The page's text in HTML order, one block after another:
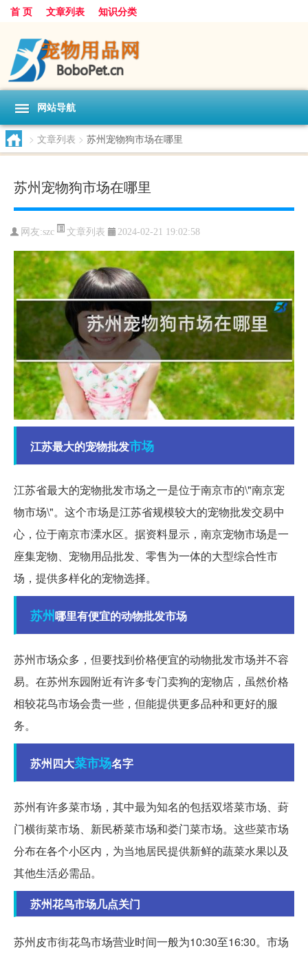
首 页 文章列表 知识分类
网站导航
> 文章列表 > 苏州宠物狗市场在哪里
苏州宠物狗市场在哪里
网友:szc 文章列表 2024-02-21 19:02:58
江苏最大的宠物批发市场
江苏省最大的宠物批发市场之一是位于南京市的\"南京宠
物市场\"。这个市场是江苏省规模较大的宠物批发交易中
心，位于南京市溧水区。据资料显示，南京宠物市场是一
座集宠物、宠物用品批发、零售为一体的大型综合性市
场，提供多样化的宠物选择。
苏州哪里有便宜的动物批发市场
苏州市场众多，但要找到价格便宜的动物批发市场并不容
易。在苏州东园附近有许多专门卖狗的宠物店，虽然价格
相较花鸟市场会贵一些，但能提供更多品种和更好的服
务。
苏州四大菜市场名字
苏州有许多菜市场，其中最为知名的包括双塔菜市场、葑
门横街菜市场、新民桥菜市场和娄门菜市场。这些菜市场
分布在各个小区内，为当地居民提供新鲜的蔬菜水果以及
其他生活必需品。
苏州花鸟市场几点关门
苏州皮市街花鸟市场营业时间一般为10:30至16:30。市场